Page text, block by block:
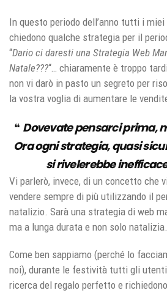
In questo periodo dell’anno tutti i
chiedono qualche strategia per il
“Dario ci daresti una Strategia Web
Natale???“… chiaramente è troppo
non vi darò in pasto un segreto per
la vostra voglia di aumentare le
Dovevate pensarci prima,
Ora ogni strategia, quasi
si rivelerebbe
Vi parlerò, invece, di un concetto che
vendere sempre di più utilizzando il
natalizio. Sarà una strategia di web
ma a lunga durata e non solo natalizia.
Come ben sappiamo (perché lo
noi), durante le festività tutti gli
ricerca del regalo perfetto e